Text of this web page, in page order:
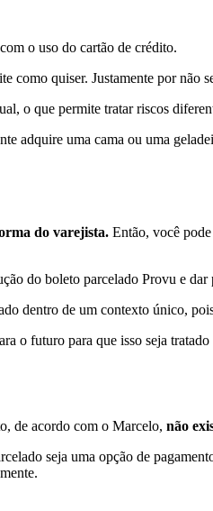
o uso do cartão de crédito.
como quiser. Justamente por não
o que permite tratar riscos
adquire uma cama ou uma
do varejista. Então, você
do boleto parcelado Provu e
dentro de um contexto único,
o futuro para que isso seja
de acordo com o Marcelo, não
seja uma opção de